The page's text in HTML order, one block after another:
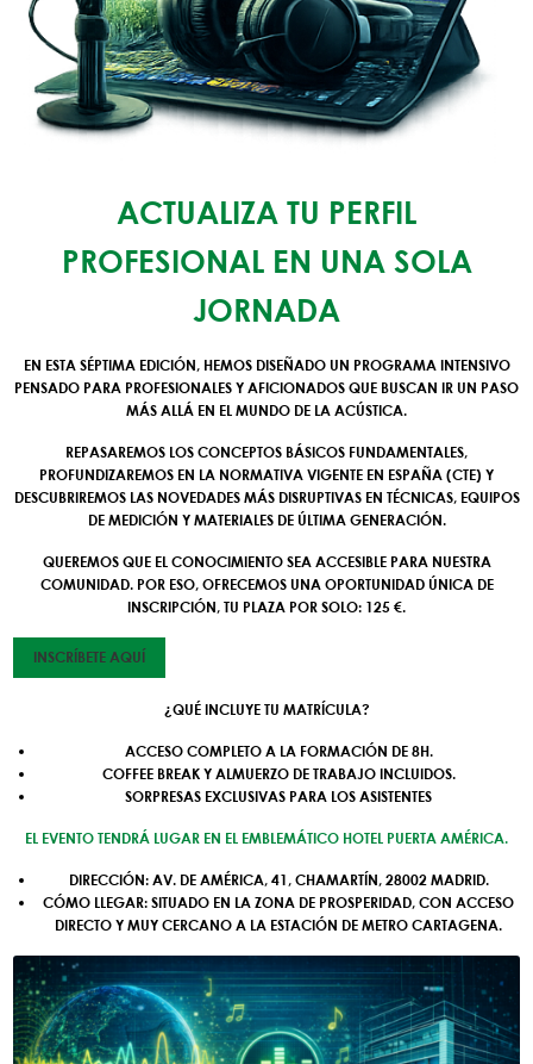
ACTUALIZA TU PERFIL
PROFESIONAL EN UNA SOLA
JORNADA
EN ESTA SÉPTIMA EDICIÓN, HEMOS DISEÑADO UN PROGRAMA INTENSIVO
PENSADO PARA PROFESIONALES Y AFICIONADOS QUE BUSCAN IR UN PASO
MÁS ALLÁ EN EL MUNDO DE LA ACÚSTICA.
REPASAREMOS LOS CONCEPTOS BÁSICOS FUNDAMENTALES,
PROFUNDIZAREMOS EN LA NORMATIVA VIGENTE EN ESPAÑA (CTE) Y
DESCUBRIREMOS LAS NOVEDADES MÁS DISRUPTIVAS EN TÉCNICAS, EQUIPOS
DE MEDICIÓN Y MATERIALES DE ÚLTIMA GENERACIÓN.
QUEREMOS QUE EL CONOCIMIENTO SEA ACCESIBLE PARA NUESTRA
COMUNIDAD. POR ESO, OFRECEMOS UNA OPORTUNIDAD ÚNICA DE
INSCRIPCIÓN, TU PLAZA POR SOLO: 125 €.
INSCRÍBETE AQUÍ
¿QUÉ INCLUYE TU MATRÍCULA?
ACCESO COMPLETO A LA FORMACIÓN DE 8H.
COFFEE BREAK Y ALMUERZO DE TRABAJO INCLUIDOS.
SORPRESAS EXCLUSIVAS PARA LOS ASISTENTES
EL EVENTO TENDRÁ LUGAR EN EL EMBLEMÁTICO HOTEL PUERTA AMÉRICA.
DIRECCIÓN:AV. DE AMÉRICA, 41, CHAMARTÍN, 28002 MADRID.
CÓMO LLEGAR: SITUADO EN LA ZONA DE PROSPERIDAD, CON ACCESO
DIRECTO Y MUY CERCANO A LA ESTACIÓN DE METRO CARTAGENA.